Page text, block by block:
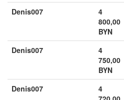
Denis007
4
800,00
BYN
Denis007
4
750,00
BYN
Denis007
4